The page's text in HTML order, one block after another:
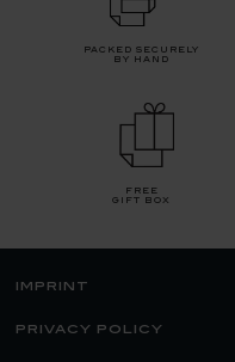
packed securely
by hand
free
gift box
imprint
privacy policy